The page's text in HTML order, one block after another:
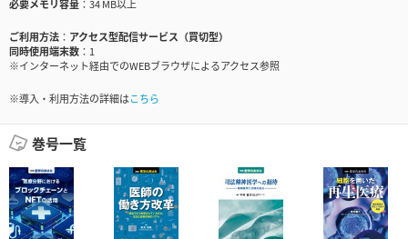
必要メモリ容量
34 MB以上
ご利用方法
アクセス型配信サービス（買切型）
同時使用端末数
1
※インターネット経由でのWEBブラウザによるアクセス参照
※導入・利用方法の詳細はこちら
巻号一覧